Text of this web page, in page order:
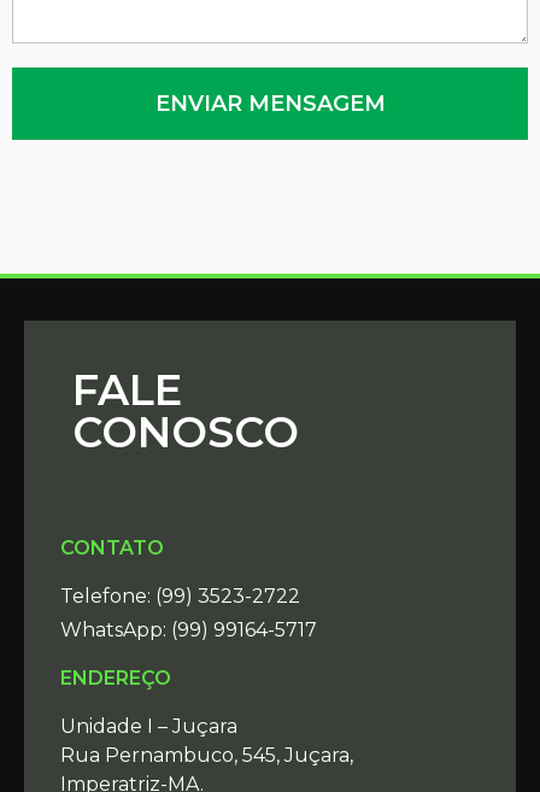
FALE
CONOSCO
CONTATO
Telefone: (99) 3523-2722
WhatsApp: (99) 99164-5717
ENDEREÇO
Unidade I – Juçara
Rua Pernambuco, 545, Juçara,
Imperatriz-MA.